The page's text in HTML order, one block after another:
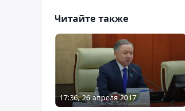
Читайте также
17:36, 26 апреля 2017